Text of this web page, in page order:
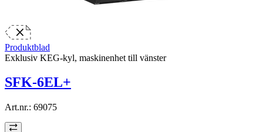
Produktblad
Exklusiv KEG-kyl, maskinenhet till vänster
SFK-6EL+
Art.nr.: 69075